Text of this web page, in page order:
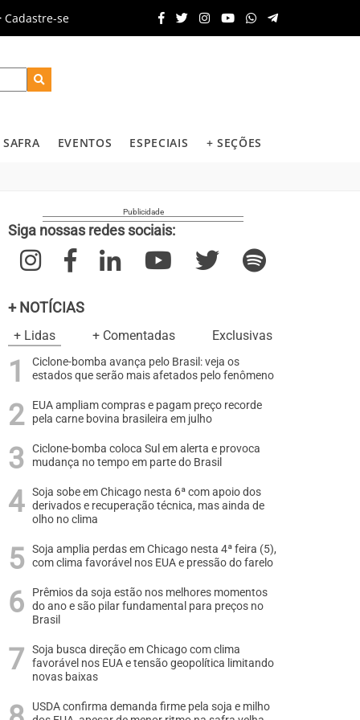
Cadastre-se
SAFRA EVENTOS ESPECIAIS + SEÇÕES
Siga nossas redes sociais:
+ NOTÍCIAS
+ Lidas + Comentadas Exclusivas
Ciclone-bomba avança pelo Brasil: veja os
estados que serão mais afetados pelo fenômeno
EUA ampliam compras e pagam preço recorde
pela carne bovina brasileira em julho
Ciclone-bomba coloca Sul em alerta e provoca
mudança no tempo em parte do Brasil
Soja sobe em Chicago nesta 6ª com apoio dos
derivados e recuperação técnica, mas ainda de
olho no clima
Soja amplia perdas em Chicago nesta 4ª feira (5),
com clima favorável nos EUA e pressão do farelo
Prêmios da soja estão nos melhores momentos
do ano e são pilar fundamental para preços no
Brasil
Soja busca direção em Chicago com clima
favorável nos EUA e tensão geopolítica limitando
novas baixas
USDA confirma demanda firme pela soja e milho